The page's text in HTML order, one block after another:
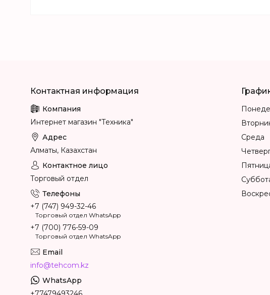
Интернет магазин "Техника"
Алматы, Казахстан
Торговый отдел
+7 (747) 949-32-46
Торговый отдел WhatsApp
+7 (700) 776-59-09
Торговый отдел WhatsApp
info@tehcom.kz
Среда